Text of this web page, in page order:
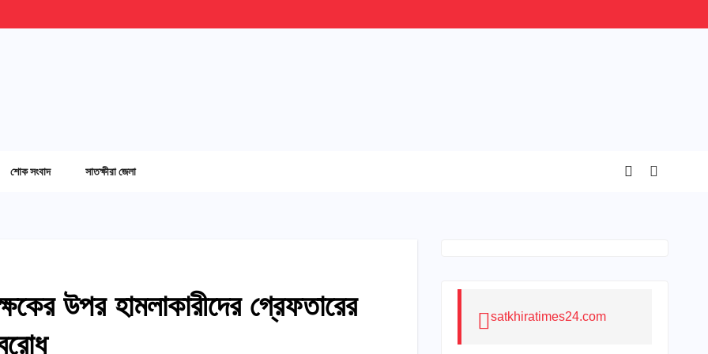
শোক সংবাদ সাতক্ষীরা জেলা
উপর হামলাকারীদের গ্রেফতারের
satkhiratimes24.com